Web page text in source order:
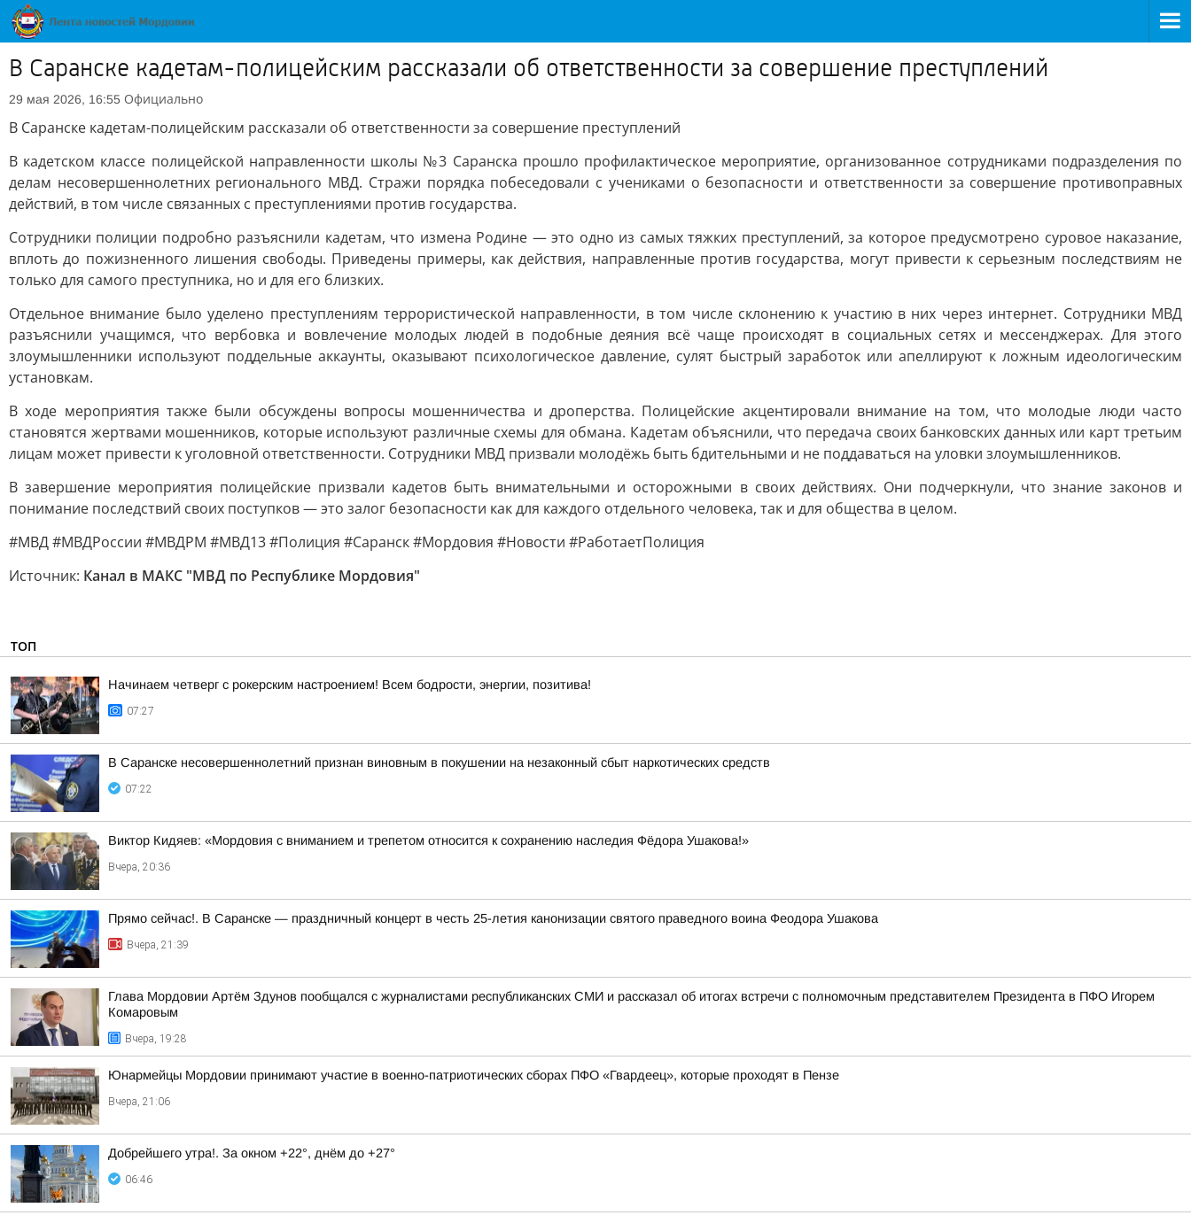
В Саранске кадетам-полицейским рассказали об ответственности за совершение преступлений
29 мая 2026, 16:55 Официально
В Саранске кадетам-полицейским рассказали об ответственности за совершение преступлений
В кадетском классе полицейской направленности школы №3 Саранска прошло профилактическое мероприятие, организованное сотрудниками подразделения по
делам несовершеннолетних регионального МВД. Стражи порядка побеседовали с учениками о безопасности и ответственности за совершение противоправных
действий, в том числе связанных с преступлениями против государства.
Сотрудники полиции подробно разъяснили кадетам, что измена Родине — это одно из самых тяжких преступлений, за которое предусмотрено суровое наказание,
вплоть до пожизненного лишения свободы. Приведены примеры, как действия, направленные против государства, могут привести к серьезным последствиям не
только для самого преступника, но и для его близких.
Отдельное внимание было уделено преступлениям террористической направленности, в том числе склонению к участию в них через интернет. Сотрудники МВД
разъяснили учащимся, что вербовка и вовлечение молодых людей в подобные деяния всё чаще происходят в социальных сетях и мессенджерах. Для этого
злоумышленники используют поддельные аккаунты, оказывают психологическое давление, сулят быстрый заработок или апеллируют к ложным идеологическим
установкам.
В ходе мероприятия также были обсуждены вопросы мошенничества и дроперства. Полицейские акцентировали внимание на том, что молодые люди часто
становятся жертвами мошенников, которые используют различные схемы для обмана. Кадетам объяснили, что передача своих банковских данных или карт третьим
лицам может привести к уголовной ответственности. Сотрудники МВД призвали молодёжь быть бдительными и не поддаваться на уловки злоумышленников.
В завершение мероприятия полицейские призвали кадетов быть внимательными и осторожными в своих действиях. Они подчеркнули, что знание законов и
понимание последствий своих поступков — это залог безопасности как для каждого отдельного человека, так и для общества в целом.
#МВД #МВДРоссии #МВДРМ #МВД13 #Полиция #Саранск #Мордовия #Новости #РаботаетПолиция
Источник: Канал в МАКС "МВД по Республике Мордовия"
ТОП
Начинаем четверг с рокерским настроением! Всем бодрости, энергии, позитива!
07:27
В Саранске несовершеннолетний признан виновным в покушении на незаконный сбыт наркотических средств
07:22
Виктор Кидяев: «Мордовия с вниманием и трепетом относится к сохранению наследия Фёдора Ушакова!»
Вчера, 20:36
Прямо сейчас!. В Саранске — праздничный концерт в честь 25-летия канонизации святого праведного воина Феодора Ушакова
Вчера, 21:39
Глава Мордовии Артём Здунов пообщался с журналистами республиканских СМИ и рассказал об итогах встречи с полномочным представителем Президента в ПФО Игорем
Комаровым
Вчера, 19:28
Юнармейцы Мордовии принимают участие в военно-патриотических сборах ПФО «Гвардеец», которые проходят в Пензе
Вчера, 21:06
Добрейшего утра!. За окном +22°, днём до +27°
06:46